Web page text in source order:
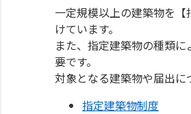
一定規模以上の建築物を
けています。
また、指定建築物の種類
要です。
対象となる建築物や届出
指定建築物制度